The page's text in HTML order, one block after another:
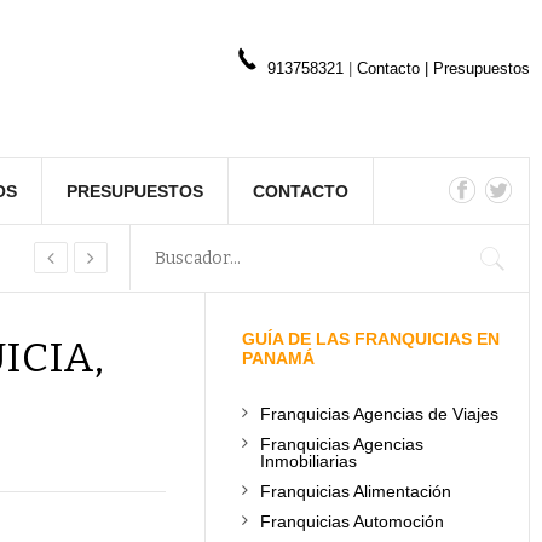
913758321 Contacto Presupuestos
PRESUPUESTOS CONTACTO
GUÍA DE LAS FRANQUICIAS EN
PANAMÁ
Franquicias Agencias de Viajes
Franquicias Agencias
Inmobiliarias
Franquicias Alimentación
Franquicias Automoción